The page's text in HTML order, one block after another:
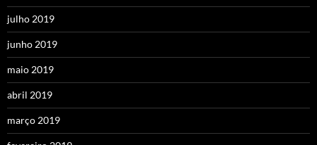
julho 2019
junho 2019
maio 2019
abril 2019
março 2019